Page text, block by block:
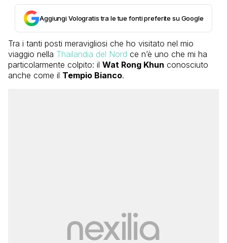
Aggiungi Vologratis tra le tue fonti preferite su Google
Tra i tanti posti meravigliosi che ho visitato nel mio
viaggio nella Thailandia del Nord ce n’è uno che mi ha
particolarmente colpito: il Wat Rong Khun conosciuto
anche come il Tempio Bianco.